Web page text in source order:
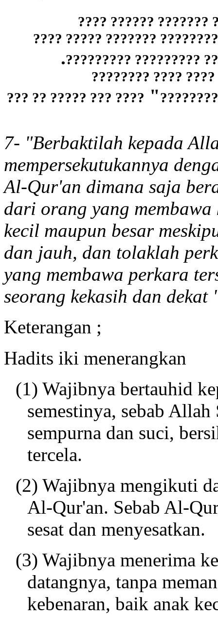
???????? ?????
?????????? ?????????
???? ????????
.
?????????
"
???? ??? ????? ?? ???
7- "Berbaktilah kepada
mempersekutukannya
Al-Qur'an dimana saja
dari orang yang
kecil maupun besar
dan jauh, dan tolaklah
yang membawa perkara
seorang kekasih dan dekat
Keterangan ;
Hadits iki menerangkan
(1) Wajibnya bertauhid
semestinya, sebab
sempurna dan suci,
tercela.
(2) Wajibnya mengikuti
Al-Qur'an. Sebab Al-
sesat dan menyesatkan.
(3) Wajibnya menerima
datangnya, tanpa
kebenaran, baik anak